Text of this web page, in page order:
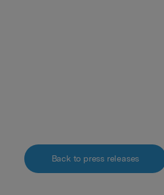
Back to press releases